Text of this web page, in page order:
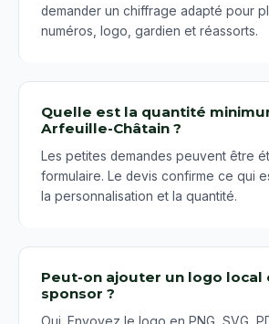
demander un chiffrage adapté pour
numéros, logo, gardien et réassorts.
Quelle est la quantité
Arfeuille-Châtain ?
Les petites demandes peuvent être
formulaire. Le devis confirme ce qui
la personnalisation et la quantité.
Peut-on ajouter un logo local
sponsor ?